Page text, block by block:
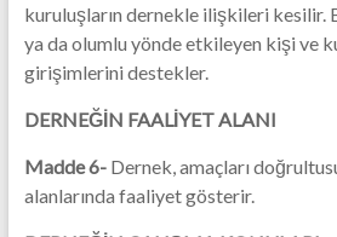
kuruluşların dernekle ilişkileri
ya da olumlu yönde etkileyen kişi ve
girişimlerini destekler.
DERNEĞİN FAALİYET ALANI
Madde 6-Dernek, amaçları
alanlarında faaliyet gösterir.